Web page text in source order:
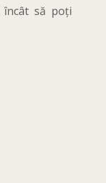
să poți